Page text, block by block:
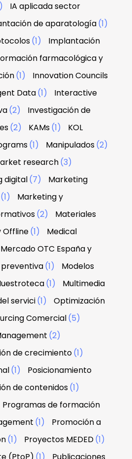
IA aplicada sector
de aparatología(1)
(1)
Implantación
farmacológica y
(1)
Innovation Councils
Data(1)
Interactive
(2)
Investigación de
(2) KAMs(1)
KOL
(1) Manipulados(2)
research(3)
digital(7)
Marketing
(1)
Marketing y
(2)
Materiales
Offline(1)
Medical
Mercado OTC España y
(1)
Modelos
(1)
Multimedia
servici(1)
Optimización
Comercial(5)
(2)
de crecimiento(1)
(1)
Posicionamiento
de contenidos(1)
Programas de formación
(1)
Promoción a
(1) Proyectos MEDED(1)